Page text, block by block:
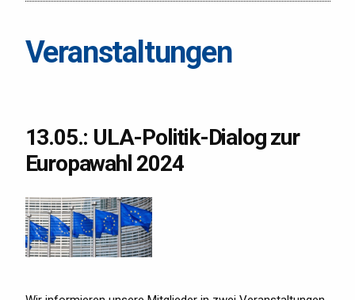
Veranstaltungen
13.05.: ULA-Politik-Dialog zur
Europawahl 2024